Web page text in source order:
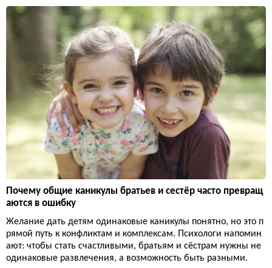
Почему общие каникулы братьев и сестёр часто превращ
аются в ошибку
Желание дать детям одинаковые каникулы понятно, но это п
рямой путь к конфликтам и комплексам. Психологи напомин
ают: чтобы стать счастливыми, братьям и сёстрам нужны не
одинаковые развлечения, а возможность быть разными.